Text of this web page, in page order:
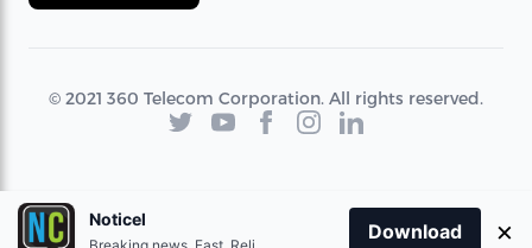
© 2021 360 Telecom Corporation. All rights reserved.
Noticel
Download ×